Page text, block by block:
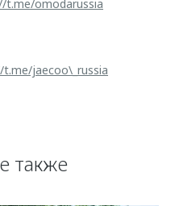
t.me/omodarussia
jaecoo\_russia
также